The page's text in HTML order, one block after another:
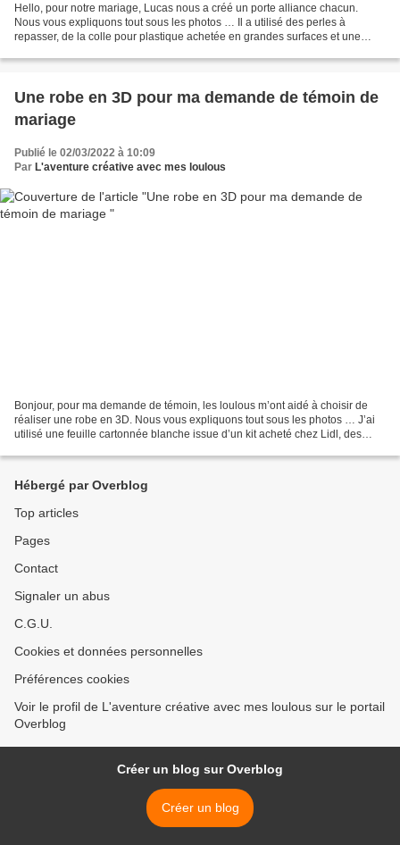
Hello, pour notre mariage, Lucas nous a créé un porte alliance chacun.
Nous vous expliquons tout sous les photos … Il a utilisé des perles à
repasser, de la colle pour plastique achetée en grandes surfaces et une
Une robe en 3D pour ma demande de témoin de
mariage
Publié le 02/03/2022 à 10:09
Par L'aventure créative avec mes loulous
Bonjour, pour ma demande de témoin, les loulous m’ont aidé à choisir de
réaliser une robe en 3D. Nous vous expliquons tout sous les photos … J’ai
utilisé une feuille cartonnée blanche issue d’un kit acheté chez Lidl, des
Hébergé par Overblog
Top articles
Pages
Contact
Signaler un abus
C.G.U.
Cookies et données personnelles
Préférences cookies
Voir le profil de L'aventure créative avec mes loulous sur le portail
Overblog
Créer un blog sur Overblog
Créer un blog